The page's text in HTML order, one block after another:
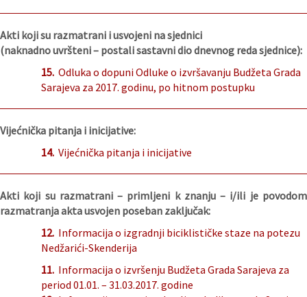
Akti koji su razmatrani i usvojeni na sjednici
(naknadno uvršteni – postali sastavni dio dnevnog reda sjednice):
15. Odluka o dopuni Odluke o izvršavanju Budžeta Grada
Sarajeva za 2017. godinu, po hitnom postupku
Vijećnička pitanja i inicijative:
14. Vijećnička pitanja i inicijative
Akti koji su razmatrani – primljeni k znanju – i/ili je povodom
razmatranja akta usvojen poseban zaključak:
12. Informacija o izgradnji biciklističke staze na potezu
Nedžarići-Skenderija
11. Informacija o izvršenju Budžeta Grada Sarajeva za
period 01.01. – 31.03.2017. godine